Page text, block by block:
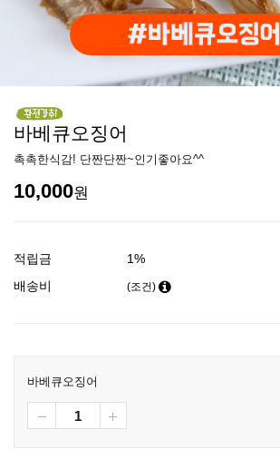
바베큐오징어
촉촉한식감! 단짠단짠~인기좋아요^^
10,000원
적립금
1%
배송비
(조건)
바베큐오징어